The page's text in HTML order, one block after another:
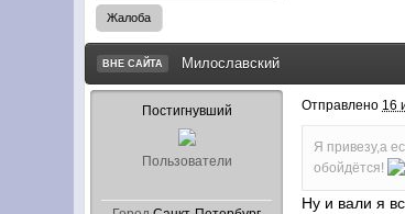
Жалоба
ВНЕ САЙТА Милославский
Постигнувший
Пользователи
Отправлено 16
Я привезу,а
обойдётся!
Ну и вали я